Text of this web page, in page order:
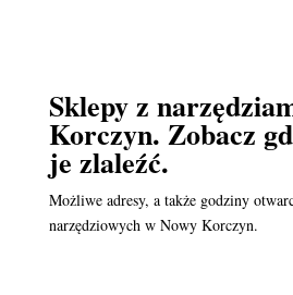
Sklepy z
Korczyn. Zobacz
je zlaleźć.
Możliwe adresy, a także godziny
narzędziowych w Nowy Korczyn.